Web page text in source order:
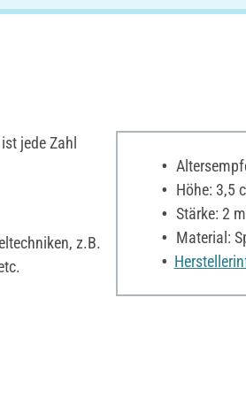
jede Zahl
z.B.
Höhe: 3,5
Stärke: 2
Material: